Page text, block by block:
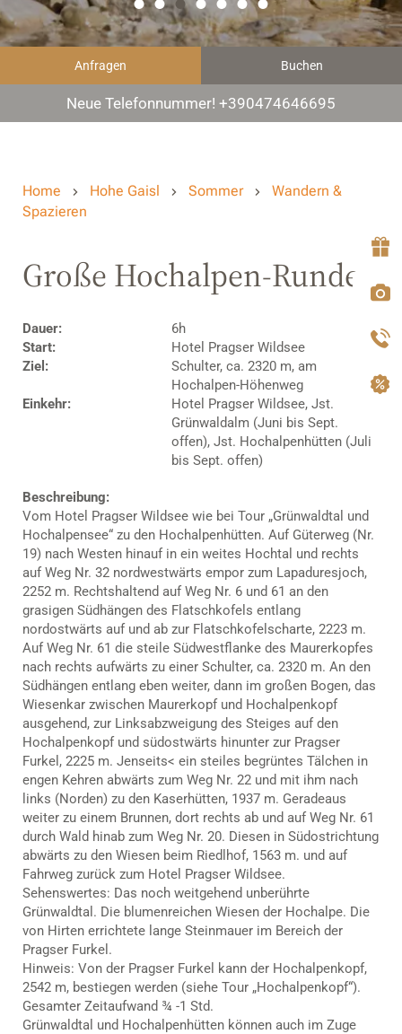
Anfragen Buchen
Neue Telefonnummer! +390474646695
Home Hohe Gaisl Sommer
Wandern &
Spazieren
Große Hochalpen-Runde
Dauer:
6h
Start:
Hotel Pragser Wildsee
Ziel:
Schulter, ca. 2320 m, am
Hochalpen-Höhenweg
Einkehr:
Hotel Pragser Wildsee, Jst.
Grünwaldalm (Juni bis Sept.
offen), Jst. Hochalpenhütten (Juli
bis Sept. offen)
Beschreibung:
Vom Hotel Pragser Wildsee wie bei Tour „Grünwaldtal und
Hochalpensee“ zu den Hochalpenhütten. Auf Güterweg (Nr.
19) nach Westen hinauf in ein weites Hochtal und rechts
auf Weg Nr. 32 nordwestwärts empor zum Lapaduresjoch,
2252 m. Rechtshaltend auf Weg Nr. 6 und 61 an den
grasigen Südhängen des Flatschkofels entlang
nordostwärts auf und ab zur Flatschkofelscharte, 2223 m.
Auf Weg Nr. 61 die steile Südwestflanke des Maurerkopfes
nach rechts aufwärts zu einer Schulter, ca. 2320 m. An den
Südhängen entlang eben weiter, dann im großen Bogen, das
Wiesenkar zwischen Maurerkopf und Hochalpenkopf
ausgehend, zur Linksabzweigung des Steiges auf den
Hochalpenkopf und südostwärts hinunter zur Pragser
Furkel, 2225 m. Jenseits< ein steiles begrüntes Tälchen in
engen Kehren abwärts zum Weg Nr. 22 und mit ihm nach
links (Norden) zu den Kaserhütten, 1937 m. Geradeaus
weiter zu einem Brunnen, dort rechts ab und auf Weg Nr. 61
durch Wald hinab zum Weg Nr. 20. Diesen in Südostrichtung
abwärts zu den Wiesen beim Riedlhof, 1563 m. und auf
Fahrweg zurück zum Hotel Pragser Wildsee.
Sehenswertes: Das noch weitgehend unberührte
Grünwaldtal. Die blumenreichen Wiesen der Hochalpe. Die
von Hirten errichtete lange Steinmauer im Bereich der
Pragser Furkel.
Hinweis: Von der Pragser Furkel kann der Hochalpenkopf,
2542 m, bestiegen werden (siehe Tour „Hochalpenkopf“).
Gesamter Zeitaufwand ¾ -1 Std.
Grünwaldtal und Hochalpenhütten können auch im Zuge